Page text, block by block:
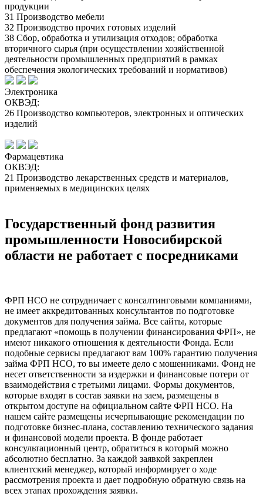
продукции
31 Производство мебели
32 Производство прочих готовых изделий
38 Сбор, обработка и утилизация отходов; обработка
вторичного сырья (при осуществлении хозяйственной
деятельности промышленных предприятий в рамках
обеспечения экологических требований и нормативов)
Электроника
ОКВЭД:
26 Производство компьютеров, электронных и оптических
изделий
Фармацевтика
ОКВЭД:
21 Производство лекарственных средств и материалов,
применяемых в медицинских целях
Государственный фонд развития
промышленности Новосибирской
области не работает с посредниками
ФРП НСО не сотрудничает с консалтинговыми компаниями,
не имеет аккредитованных консультантов по подготовке
документов для получения займа. Все сайты, которые
предлагают «помощь в получении финансирования ФРП», не
имеют никакого отношения к деятельности Фонда. Если
подобные сервисы предлагают вам 100% гарантию получения
займа ФРП НСО, то вы имеете дело с мошенниками. Фонд не
несет ответственности за издержки и финансовые потери от
взаимодействия с третьими лицами. Формы документов,
которые входят в состав заявки на заем, размещены в
открытом доступе на официальном сайте ФРП НСО. На
нашем сайте размещены исчерпывающие рекомендации по
подготовке бизнес-плана, составлению технического задания
и финансовой модели проекта. В фонде работает
консультационный центр, обратиться в который можно
абсолютно бесплатно. За каждой заявкой закреплен
клиентский менеджер, который информирует о ходе
рассмотрения проекта и дает подробную обратную связь на
всех этапах прохождения заявки.